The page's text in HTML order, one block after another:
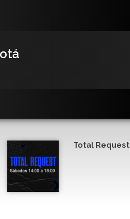
Total Request